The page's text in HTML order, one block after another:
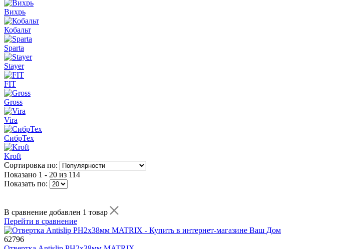
Вихрь
Кобальт
Sparta
Stayer
FIT
Gross
Vira
СибрТех
Kroft
Сортировка по:
Показано 1 - 20 из 114
Показать по:
В сравнение добавлен 1 товар
Перейти в сравнение
62796